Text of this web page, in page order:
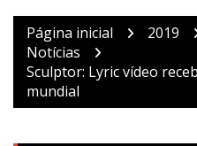
Página inicial 2019
Notícias
Sculptor: Lyric vídeo
mundial